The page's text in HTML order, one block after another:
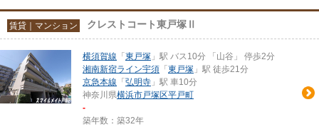
賃貸｜マンション クレストコート東戸塚Ⅱ
横須賀線 「 東戸塚 」駅 バス10分 「山谷」 停歩2分
湘南新宿ライン宇須 「 東戸塚 」駅 徒歩21分
京急本線 「 弘明寺 」駅 車10分
神奈川県横浜市戸塚区平戸町
-
築年数：築32年